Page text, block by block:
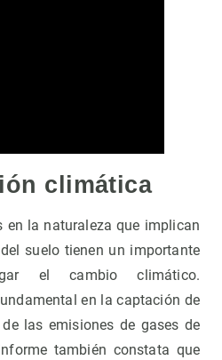
climática
en la naturaleza que implican
suelo tienen un importante
el cambio climático.
en la captación de
las emisiones de gases de
también constata que